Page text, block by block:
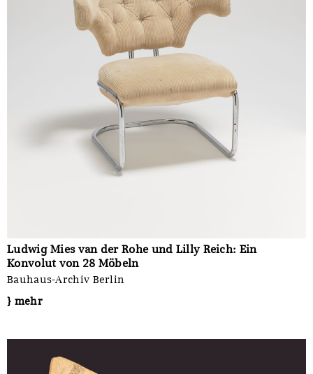
Ludwig Mies van der Rohe und Lilly Reich: Ein
Konvolut von 28 Möbeln
Bauhaus-Archiv Berlin
} mehr